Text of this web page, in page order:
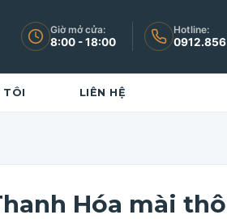
Giờ mở cửa:
8:00 - 18:00
Hotline:
TÔI LIÊN HỆ
Hóa mài thô